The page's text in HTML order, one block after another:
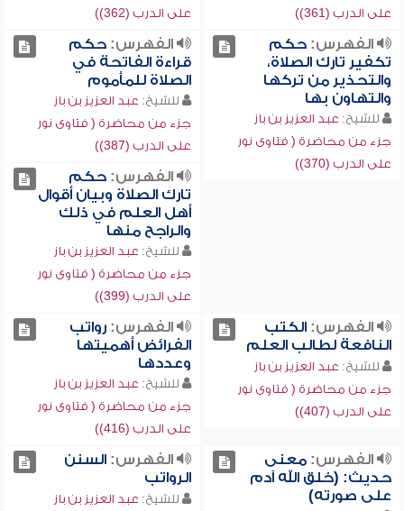
على الدرب (361))
على الدرب (362))
الفهرس:حكم
تكفير تارك الصلاة،
والتحذير من تركها
والتهاون بها
للشيخ: عبد العزيز بن باز
جزء من محاضرة ( فتاوى نور
على الدرب (370))
الفهرس:حكم
قراءة الفاتحة في
الصلاة للمأموم
للشيخ: عبد العزيز بن باز
جزء من محاضرة ( فتاوى نور
على الدرب (387))
الفهرس:حكم
تارك الصلاة وبيان أقوال
أهل العلم في ذلك
والراجح منها
للشيخ: عبد العزيز بن باز
جزء من محاضرة ( فتاوى نور
على الدرب (399))
الفهرس:الكتب
النافعة لطالب العلم
للشيخ: عبد العزيز بن باز
جزء من محاضرة ( فتاوى نور
على الدرب (407))
الفهرس:رواتب
الفرائض أهميتها
وعددها
للشيخ: عبد العزيز بن باز
جزء من محاضرة ( فتاوى نور
على الدرب (416))
الفهرس:معنى
حديث: (خلق الله آدم
على صورته)
الفهرس:السنن
الرواتب
للشيخ: عبد العزيز بن باز